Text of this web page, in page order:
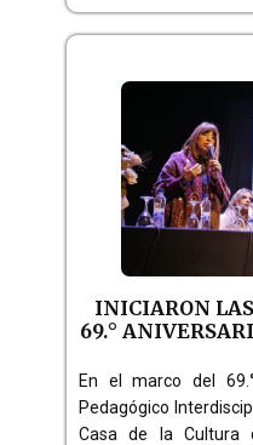
INICIARON
69.°
En el marco del
Pedagógico
Casa de la Cultura